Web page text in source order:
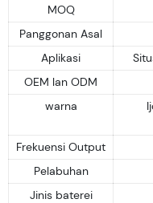
MOQ
Panggonan Asal
Aplikasi
OEM lan ODM
warna
Frekuensi Output
Pelabuhan
Jinis baterei